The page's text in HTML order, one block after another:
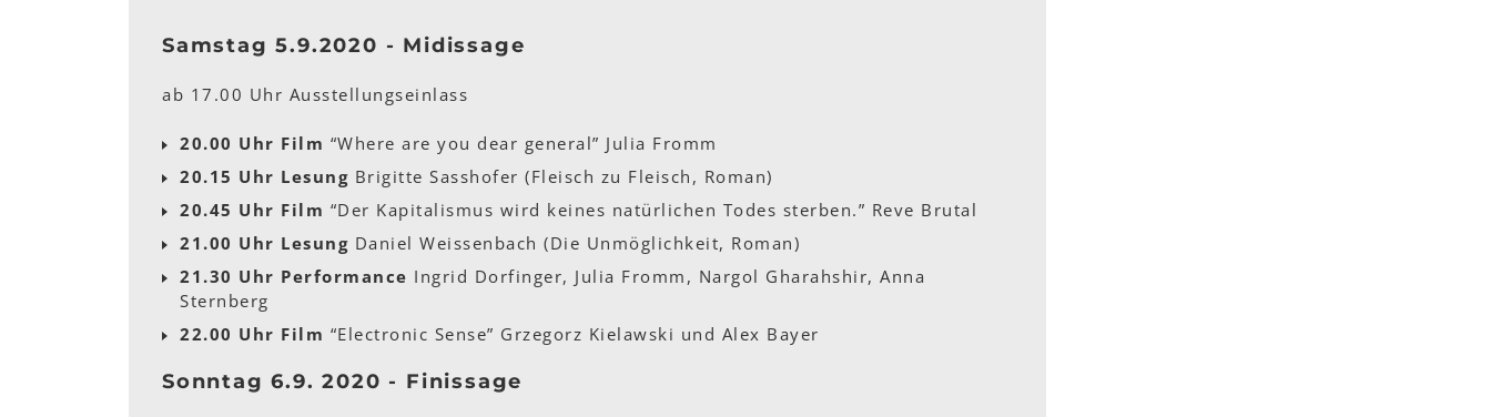
Samstag 5.9.2020 - Midissage
ab 17.00 Uhr Ausstellungseinlass
20.00 Uhr Film “Where are you dear general” Julia Fromm
20.15 Uhr Lesung Brigitte Sasshofer (Fleisch zu Fleisch, Roman)
20.45 Uhr Film “Der Kapitalismus wird keines natürlichen Todes sterben.” Reve Brutal
21.00 Uhr Lesung Daniel Weissenbach (Die Unmöglichkeit, Roman)
21.30 Uhr Performance Ingrid Dorfinger, Julia Fromm, Nargol Gharahshir, Anna
Sternberg
22.00 Uhr Film “Electronic Sense” Grzegorz Kielawski und Alex Bayer
Sonntag 6.9. 2020 - Finissage